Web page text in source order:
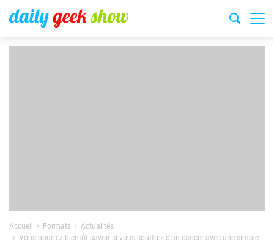
Accueil Formats
Actualités
Vous pourrez bientôt savoir si vous souffrez d’un cancer avec une simple